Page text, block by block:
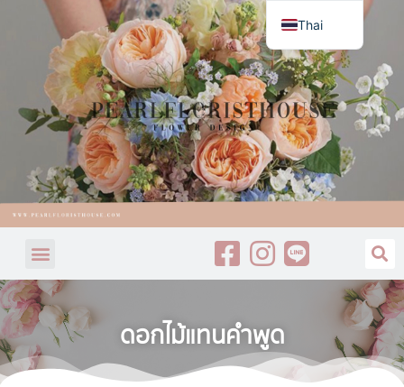
ดอกไม้แทนคำพูด
Thai
English